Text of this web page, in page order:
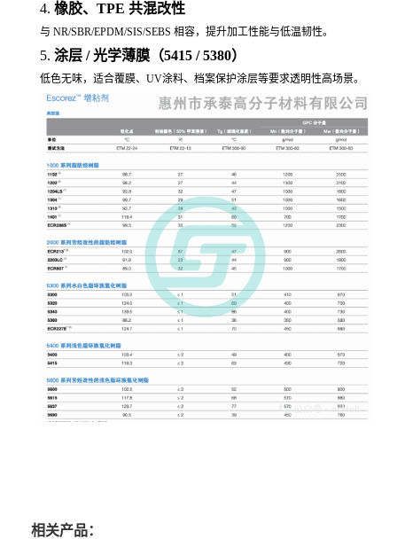
4. 橡胶、TPE 共混改性
与 NR/SBR/EPDM/SIS/SEBS 相容，提升加工性能与低温韧性。
5. 涂层 / 光学薄膜（5415 / 5380）
低色无味，适合覆膜、UV涂料、档案保护涂层等要求透明性高场景。
相关产品：